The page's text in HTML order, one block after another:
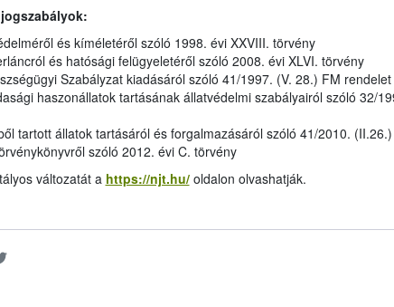
és kíméletéről szóló 1998. évi XXVIII. törvény
és hatósági felügyeletéről szóló 2008. évi XLVI. törvény
Szabályzat kiadásáról szóló 41/1997. (V. 28.) FM rendelet
haszonállatok tartásának állatvédelmi szabályairól szóló 32/
tartott állatok tartásáról és forgalmazásáról szóló 41/2010.
szóló 2012. évi C. törvény
változatát a https://njt.hu/oldalon olvashatják.